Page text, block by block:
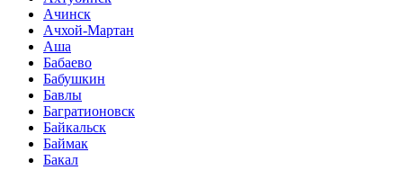
Ачинск
Ачхой-Мартан
Аша
Бабаево
Бабушкин
Бавлы
Багратионовск
Байкальск
Баймак
Бакал